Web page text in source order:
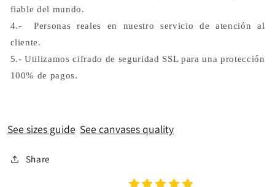
fiable del mundo.
4.- Personas reales en nuestro servicio de atención al
cliente.
5.- Utilizamos cifrado de seguridad SSL para una protección
100% de pagos.
See sizes guide See canvases quality
Share